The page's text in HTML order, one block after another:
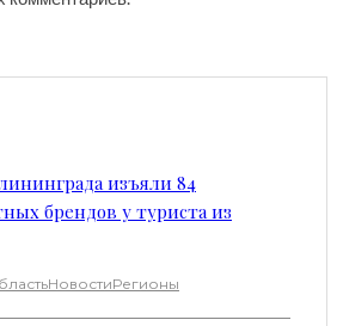
изъяли 84
брендов у туриста из
НовостиРегионы